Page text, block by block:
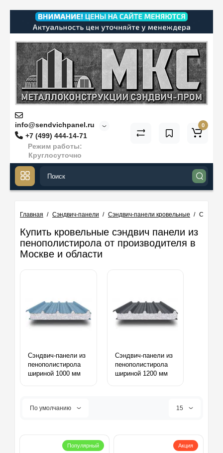
info@sendvichpanel.ru
+7 (499) 444-14-71
Режим работы:
Круглосуточно
0
Главная Сэндвич-панели Сэндвич-панели кровельные
Купить кровельные сэндвич панели из
пенополистирола от производителя в
Москве и области
Сэндвич-панели из
пенополистирола
шириной 1000 мм
Сэндвич-панели из
пенополистирола
шириной 1200 мм
По умолчанию 15
Популярный Акция